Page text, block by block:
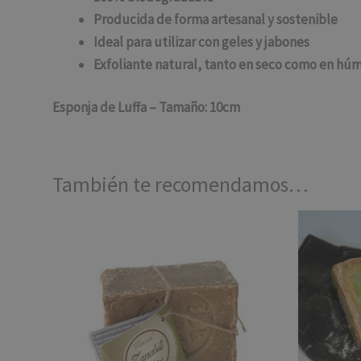
Producida de forma artesanal y sostenible
Ideal para utilizar con geles y jabones
Exfoliante natural, tanto en seco como en
Esponja de Luffa – Tamaño: 10cm
También te recomendamos…